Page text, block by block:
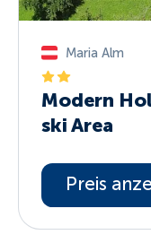
Maria Alm
Modern
ski Area
Preis